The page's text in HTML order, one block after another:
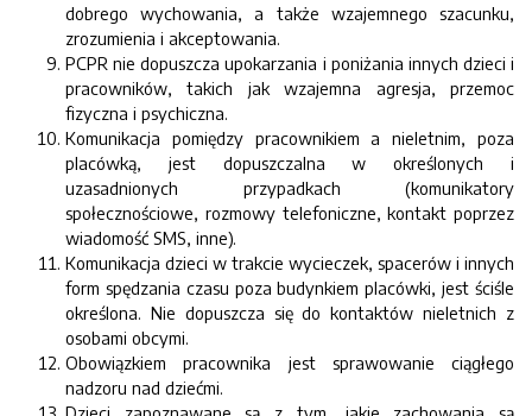
dobrego wychowania, a także wzajemnego szacunku,
zrozumienia i akceptowania.
PCPR nie dopuszcza upokarzania i poniżania innych dzieci i
pracowników, takich jak wzajemna agresja, przemoc
fizyczna i psychiczna.
Komunikacja pomiędzy pracownikiem a nieletnim, poza
placówką, jest dopuszczalna w określonych i
uzasadnionych przypadkach (komunikatory
społecznościowe, rozmowy telefoniczne, kontakt poprzez
wiadomość SMS, inne).
Komunikacja dzieci w trakcie wycieczek, spacerów i innych
form spędzania czasu poza budynkiem placówki, jest ściśle
określona. Nie dopuszcza się do kontaktów nieletnich z
osobami obcymi.
Obowiązkiem pracownika jest sprawowanie ciągłego
nadzoru nad dziećmi.